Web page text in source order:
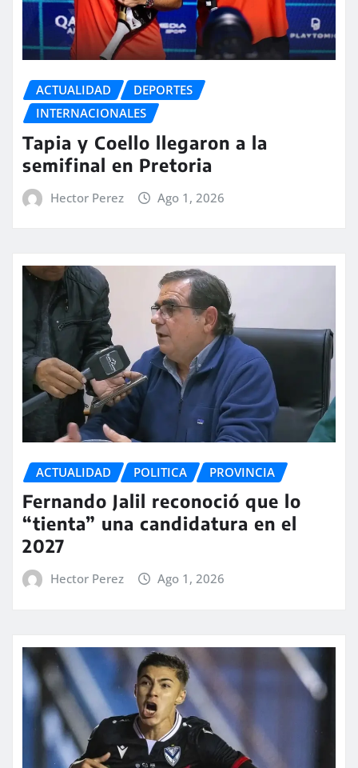
ACTUALIDAD
DEPORTES
INTERNACIONALES
Tapia y Coello llegaron a la
semifinal en Pretoria
Hector Perez Ago 1, 2026
ACTUALIDAD POLITICA PROVINCIA
Fernando Jalil reconoció que lo
“tienta” una candidatura en el
2027
Hector Perez Ago 1, 2026